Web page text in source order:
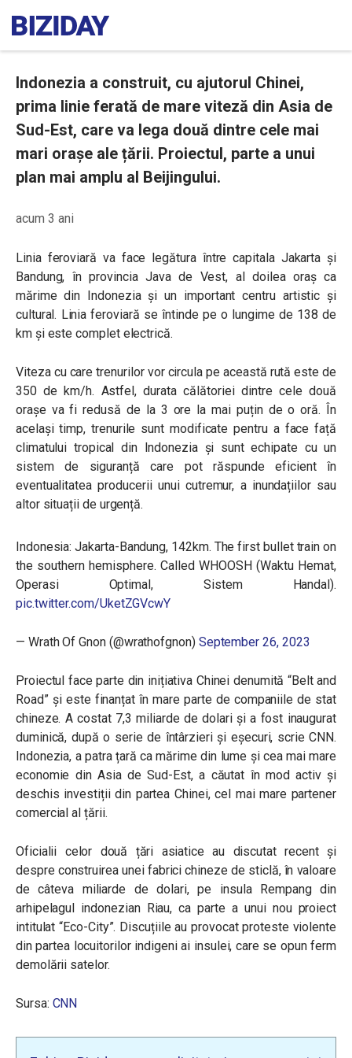
Indonezia a construit, cu ajutorul Chinei,
prima linie ferată de mare viteză din Asia de
Sud-Est, care va lega două dintre cele mai
mari orașe ale țării. Proiectul, parte a unui
plan mai amplu al Beijingului.
acum 3 ani
Linia feroviară va face legătura între capitala Jakarta și
Bandung, în provincia Java de Vest, al doilea oraș ca
mărime din Indonezia și un important centru artistic și
cultural. Linia feroviară se întinde pe o lungime de 138 de
km și este complet electrică.
Viteza cu care trenurilor vor circula pe această rută este de
350 de km/h. Astfel, durata călătoriei dintre cele două
orașe va fi redusă de la 3 ore la mai puțin de o oră. În
același timp, trenurile sunt modificate pentru a face față
climatului tropical din Indonezia și sunt echipate cu un
sistem de siguranță care pot răspunde eficient în
eventualitatea producerii unui cutremur, a inundațiilor sau
altor situații de urgență.
Indonesia: Jakarta-Bandung, 142km. The first bullet train on
the southern hemisphere. Called WHOOSH (Waktu Hemat,
Operasi Optimal, Sistem Handal).
pic.twitter.com/UketZGVcwY
— Wrath Of Gnon (@wrathofgnon) September 26, 2023
Proiectul face parte din inițiativa Chinei denumită “Belt and
Road” și este finanțat în mare parte de companiile de stat
chineze. A costat 7,3 miliarde de dolari și a fost inaugurat
duminică, după o serie de întârzieri și eșecuri, scrie CNN.
Indonezia, a patra țară ca mărime din lume și cea mai mare
economie din Asia de Sud-Est, a căutat în mod activ și
deschis investiții din partea Chinei, cel mai mare partener
comercial al țării.
Oficialii celor două țări asiatice au discutat recent și
despre construirea unei fabrici chineze de sticlă, în valoare
de câteva miliarde de dolari, pe insula Rempang din
arhipelagul indonezian Riau, ca parte a unui nou proiect
intitulat “Eco-City”. Discuțiile au provocat proteste violente
din partea locuitorilor indigeni ai insulei, care se opun ferm
demolării satelor.
Sursa: CNN